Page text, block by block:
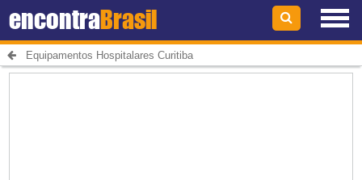
encontraBrasil
Equipamentos Hospitalares Curitiba